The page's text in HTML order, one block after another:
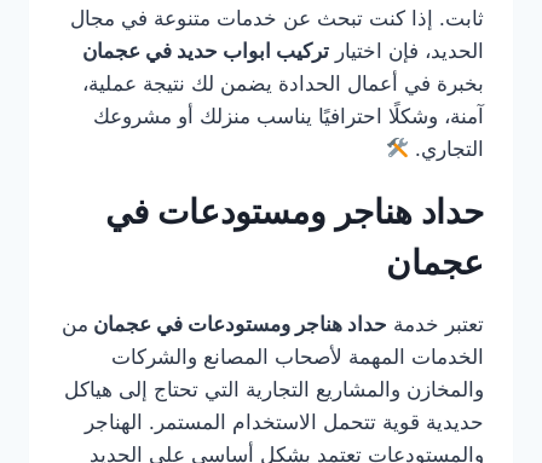
ثابت. إذا كنت تبحث عن خدمات متنوعة في مجال
الحديد، فإن اختيار تركيب ابواب حديد في عجمان
بخبرة في أعمال الحدادة يضمن لك نتيجة عملية،
آمنة، وشكلًا احترافيًا يناسب منزلك أو مشروعك
التجاري.
حداد هناجر ومستودعات في
عجمان
تعتبر خدمة حداد هناجر ومستودعات في عجمان من
الخدمات المهمة لأصحاب المصانع والشركات
والمخازن والمشاريع التجارية التي تحتاج إلى هياكل
حديدية قوية تتحمل الاستخدام المستمر. الهناجر
والمستودعات تعتمد بشكل أساسي على الحديد